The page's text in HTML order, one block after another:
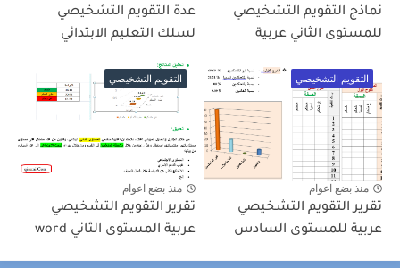
نماذج التقويم التشخيصي
للمستوى الثاني عربية
عدة التقويم التشخيصي
لسلك التعليم الابتدائي
التقويم التشخيصي
منذ بضع اعوام
تقرير التقويم التشخيصي
عربية للمستوى السادس
التقويم التشخيصي
منذ بضع اعوام
تقرير التقويم التشخيصي
عربية المستوى الثاني word